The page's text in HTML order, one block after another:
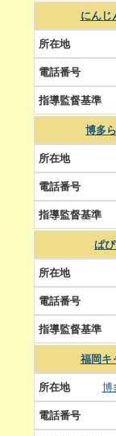
にんじ
博多
ぱ
福岡キ
博